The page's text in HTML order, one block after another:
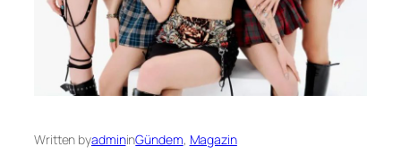
Written byadmininGündem, Magazin